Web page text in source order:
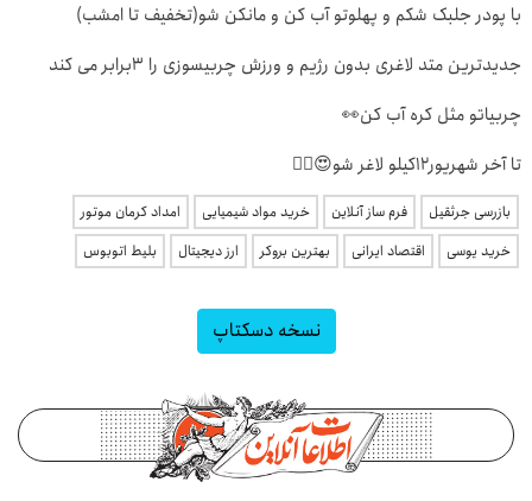
با پودر جلبک شکم و پهلوتو آب کن و مانکن شو(تخفیف تا امشب)
جدیدترین متد لاغری بدون رژیم و ورزش چربیسوزی را 3برابر می کند
چربیاتو مثل کره آب کن👀
تا آخر شهریور12کیلو لاغر شو😍👌🏻
بازرسی جرثقیل فرم ساز آنلاین خرید مواد شیمیایی
امداد کرمان موتور
خرید یوسی
اقتصاد ایرانی بهترین بروکر ارز دیجیتال بلیط اتوبوس
نسخه دسکتاپ